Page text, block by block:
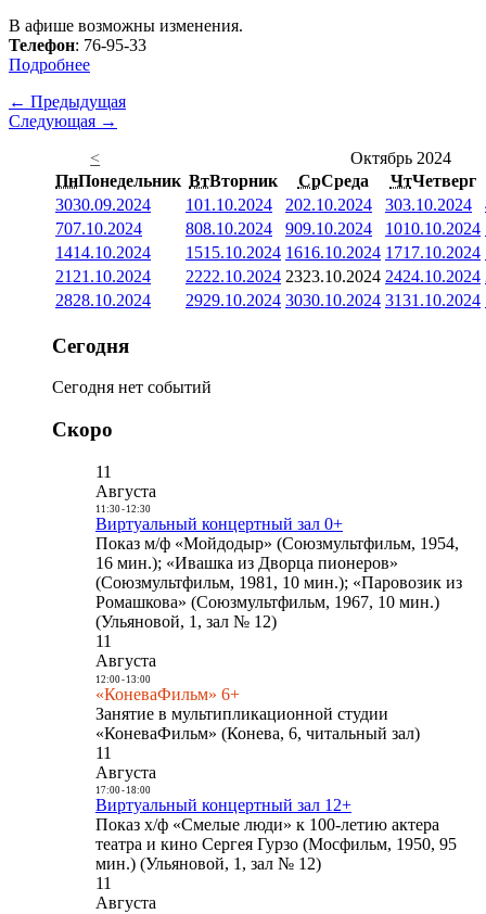
В афише возможны изменения.
Телефон: 76-95-33
Подробнее
← Предыдущая
Следующая →
<
Октябрь 2024
ПнПонедельник ВтВторник СрСреда ЧтЧетверг
3030.09.2024 101.10.2024 202.10.2024 303.10.2024
707.10.2024 808.10.2024 909.10.2024 1010.10.2024
1414.10.2024 1515.10.2024 1616.10.2024 1717.10.2024
21 21.10.2024 2222.10.2024 2323.10.2024 2424.10.2024
2828.10.2024 2929.10.2024 3030.10.2024 3131.10.2024
Сегодня
Сегодня нет событий
Скоро
11
Августа
11:30- 12:30
Виртуальный концертный зал 0+
Показ м/ф «Мойдодыр» (Союзмультфильм, 1954,
16 мин.); «Ивашка из Дворца пионеров»
(Союзмультфильм, 1981, 10 мин.); «Паровозик из
Ромашкова» (Союзмультфильм, 1967, 10 мин.)
(Ульяновой, 1, зал № 12)
11
Августа
12:00- 13:00
«КоневаФильм» 6+
Занятие в мультипликационной студии
«КоневаФильм» (Конева, 6, читальный зал)
11
Августа
17:00- 18:00
Виртуальный концертный зал 12+
Показ х/ф «Смелые люди» к 100-летию актера
театра и кино Сергея Гурзо (Мосфильм, 1950, 95
мин.) (Ульяновой, 1, зал № 12)
11
Августа